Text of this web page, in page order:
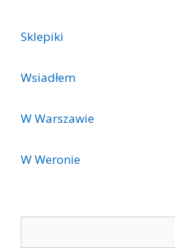
Sklepiki
Wsiadłem
W Warszawie
W Weronie